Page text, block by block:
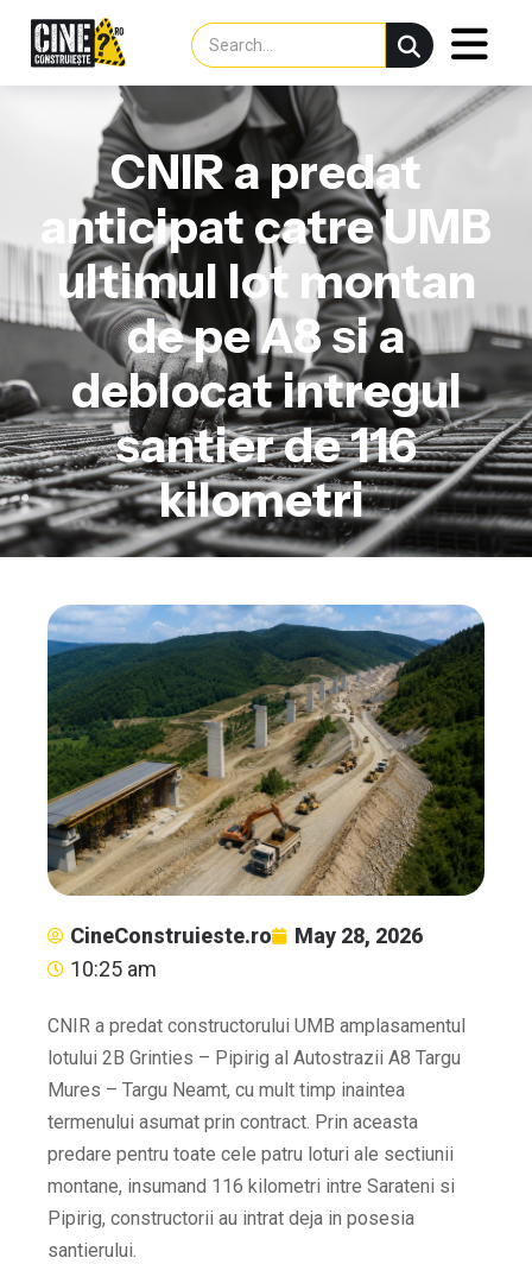
CNIR a predat
anticipat catre UMB
ultimul lot montan
de pe A8 si a
deblocat intregul
santier de 116
kilometri
CineConstruieste.ro
May 28, 2026
10:25 am
CNIR a predat constructorului UMB amplasamentul
lotului 2B Grinties – Pipirig al Autostrazii A8 Targu
Mures – Targu Neamt, cu mult timp inaintea
termenului asumat prin contract. Prin aceasta
predare pentru toate cele patru loturi ale sectiunii
montane, insumand 116 kilometri intre Sarateni si
Pipirig, constructorii au intrat deja in posesia
santierului.